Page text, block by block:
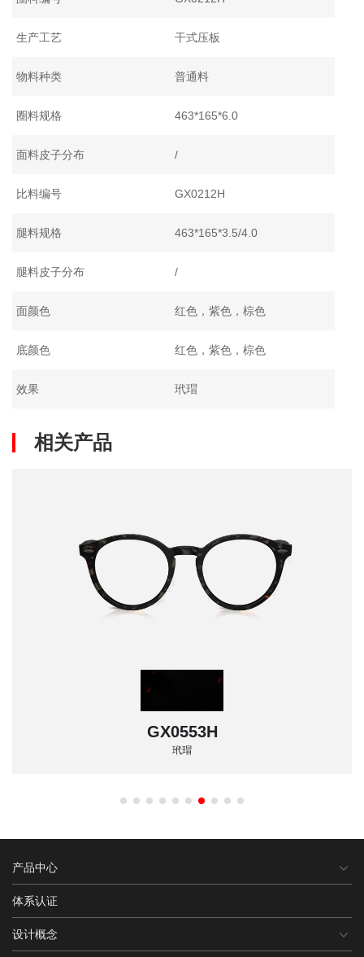
生产工艺 干式压板
物料种类 普通料
圈料规格 463*165*6.0
面料皮子分布 /
比料编号 GX0212H
腿料规格 463*165*3.5/4.0
腿料皮子分布 /
面颜色 红色，紫色，棕色
底颜色 红色，紫色，棕色
效果 玳瑁
相关产品
GX0553H
玳瑁
产品中心
体系认证
设计概念